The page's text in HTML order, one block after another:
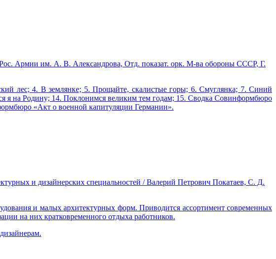
Армии им. А. В. Александрова, Отд. показат. орк. М-ва обороны СССР, Г.
лес; 4. В землянке; 5. Прощайте, скалистые горы; 6. Смуглянка; 7. Синий
я на Родину; 14. Поклонимся великим тем годам; 15. Сводка Совинформбюро
«Акт о военной капитуляции Германии».
и дизайнерских специальностей / Валерий Петрович Покатаев, С. Д.
и малых архитектурных форм. Приводится ассортимент современных
на них кратковременного отдыха работников.